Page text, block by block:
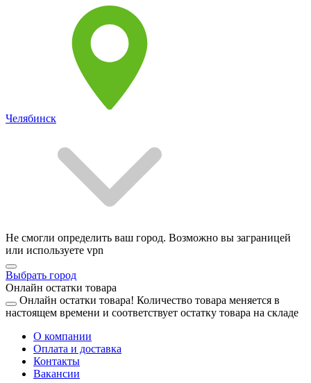
Челябинск
Не смогли определить ваш город. Возможно вы заграницей
или используете vpn
Выбрать город
Онлайн остатки товара
Онлайн остатки товара! Количество товара меняется в
настоящем времени и соответствует остатку товара на складе
О компании
Оплата и доставка
Контакты
Вакансии